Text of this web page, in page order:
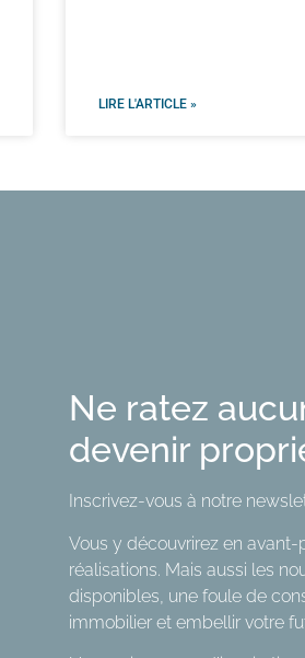
LIRE L'ARTICLE »
Ne ratez
devenir
Inscrivez-vous à notre
Vous y découvrirez en avant-
réalisations. Mais aussi les
disponibles, une foule de
immobilier et embellir votre